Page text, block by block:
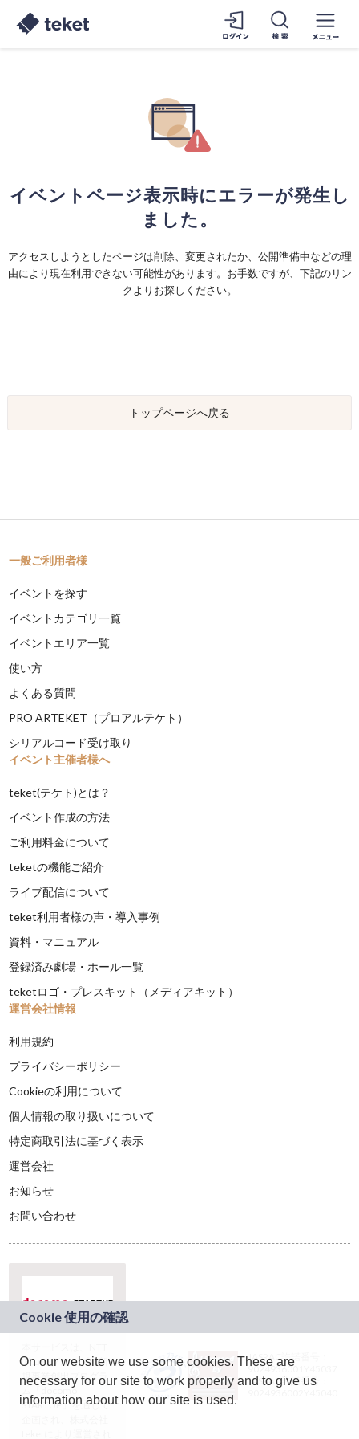
イベントページ表示時にエラーが発生し
ました。
アクセスしようとしたページは削除、変更されたか、公開準備中などの理
由により現在利用できない可能性があります。お手数ですが、下記のリン
クよりお探しください。
トップページへ戻る
一般ご利用者様
イベントを探す
イベントカテゴリ一覧
イベントエリア一覧
使い方
よくある質問
PRO ARTEKET（プロアルテケト）
シリアルコード受け取り
イベント主催者様へ
teket(テケト)とは？
イベント作成の方法
ご利用料金について
teketの機能ご紹介
ライブ配信について
teket利用者様の声・導入事例
資料・マニュアル
登録済み劇場・ホール一覧
teketロゴ・プレスキット（メディアキット）
運営会社情報
利用規約
プライバシーポリシー
Cookieの利用について
個人情報の取り扱いについて
特定商取引法に基づく表示
運営会社
お知らせ
お問い合わせ
ドコモグループの新
規事業創出プログラ
ム「docomo
STARTUP」を通じて
JASRAC許諾番号：
9024936001Y45037
JASRAC許諾番号：
On our website we use some cookies. These are
necessary for our site to work properly and to give us
information about how our site is used.